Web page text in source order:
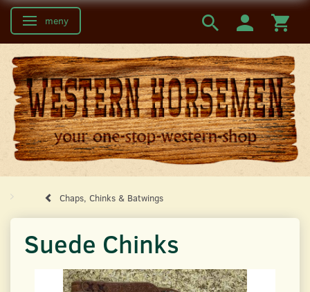
Ändra navigering
meny
Chaps, Chinks & Batwings
Suede Chinks